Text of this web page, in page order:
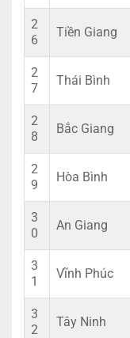
2
6
Tiền Giang
2
7
Thái Bình
2
8
Bắc Giang
2
9
Hòa Bình
3
0
An Giang
3
1
Vĩnh Phúc
3
2
Tây Ninh